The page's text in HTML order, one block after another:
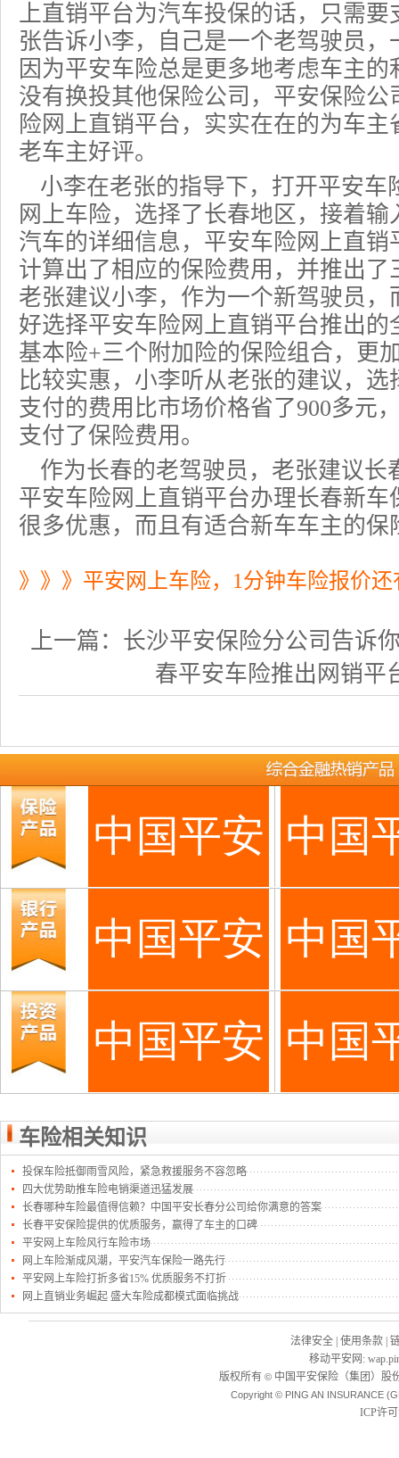
上直销平台为汽车投保的话，只需要
张告诉小李，自己是一个老驾驶员
因为平安车险总是更多地考虑车主
没有换投其他保险公司， 平安保险公
险网上直销平台，实实在在的为车
老车主好评。
小李在老张的指导下，打开平安车
网上车险，选择了长春地区，接着
汽车的详细信息，平安车险网上直销
计算出了相应的保险费用，并推出了
老张建议小李，作为一个新驾驶员
好选择平安车险网上直销平台推出
基本险+三个附加险的保险组合，更
比较实惠，小李听从老张的建议，
支付的费用比市场价格省了900多元
支付了保险费用。
作为长春的老驾驶员，老张建议长
平安车险网上直销平台办理长春新
很多优惠，而且有适合新车车主的保
》》》平安网上车险，1分钟车险报价
上一篇： 长沙平安保险分公司告诉
春平安车险推出网销平
车险相关知识
投保车险抵御雨雪风险，紧急救援服务不容忽略
四大优势助推车险电销渠道迅猛发展
长春哪种车险最值得信赖？中国平安长春分公司给你满意的答案
长春平安保险提供的优质服务，赢得了车主的口碑
平安网上车险风行车险市场
网上车险渐成风潮，平安汽车保险一路先行
平安网上车险打折多省15% 优质服务不打折
网上直销业务崛起 盛大车险成都模式面临挑战
法律安全 使用条款
移动平安网 :
版权所有 ©中国平安保险（集团）股
Copyright © PING AN INSURANCE
ICP许